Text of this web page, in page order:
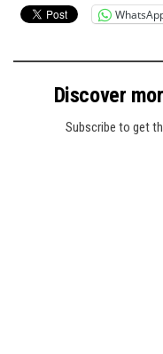
Discover
Subscribe to get